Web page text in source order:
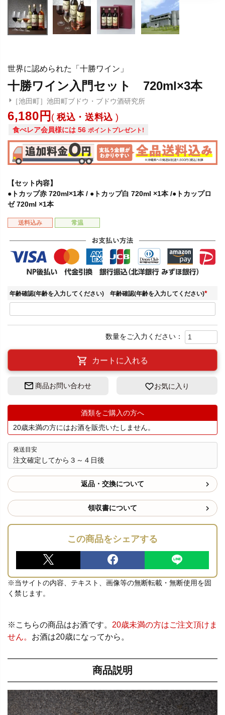
世界に認められた「十勝ワイン」
十勝ワイン入門セット 720ml×3本
［池田町］池田町ブドウ・ブドウ酒研究所
6,180 税込・送料込
食べレア会員様には 56 ポイントプレゼント!
【セット内容】
●トカップ赤 720ml×1本 / ●トカップ白 720ml ×1本 /●トカップロ
ゼ 720ml ×1本
送料込み 常温
年齢確認(年齢を入力してください) 年齢確認(年齢を入力してください)
(
)
カートに入れる
商品お問い合わせ お気に入り
酒類をご購入の方へ
20歳未満の方にはお酒を販売いたしません。
発送目安
注文確定してから３～４日後
返品・交換について
領収書について
この商品をシェアする
※当サイトの内容、テキスト、画像等の無断転載・無断使用を固
く禁じます。
※こちらの商品はお酒です。 20歳未満の方はご注文頂けま
せん。 お酒は20歳になってから。
商品説明